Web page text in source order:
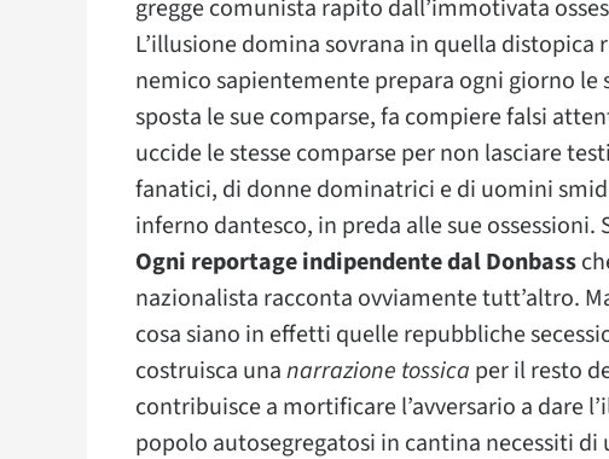
gregge comunista rapito dall’immotivata
L’illusione domina sovrana in quella
nemico sapientemente prepara ogni giorno
sposta le sue comparse, fa compiere falsi
uccide le stesse comparse per non lasciare
fanatici, di donne dominatrici e di uomini
inferno dantesco, in preda alle sue ossessioni.
Ogni reportage indipendente dal Donbass
nazionalista racconta ovviamente tutt’altro.
cosa siano in effetti quelle repubbliche
costruisca unanarrazione tossica per il resto
contribuisce a mortificare l’avversario a dare
popolo autosegregatosi in cantina necessiti